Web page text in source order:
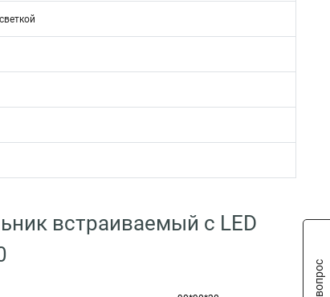
встраиваемый с LED